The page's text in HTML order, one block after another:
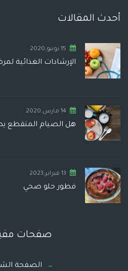
أحدث المقالات
15 يونيو,2020
الإرشادات الغذائية
14 مارس,2020
هل الصيام المتقطع
13 فبراير,2023
فطور حلو صحي
صفحات
الصفحة